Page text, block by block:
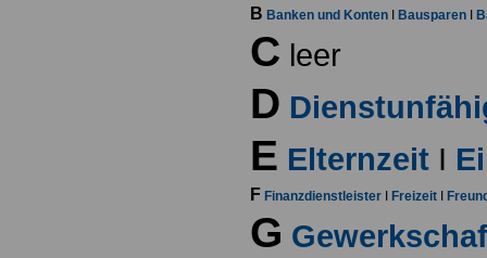
B Banken und Konten Bausparen
C leer
D
E Elternzeit I
F Finanzdienstleister Freizeit
G